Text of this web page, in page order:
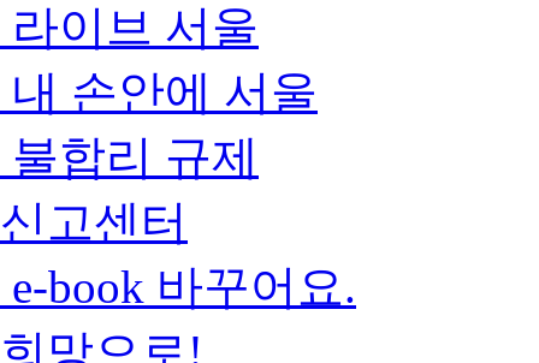
라이브 서울
내 손안에 서울
불합리 규제
신고센터
e-book 바꾸어요.
희망으로!